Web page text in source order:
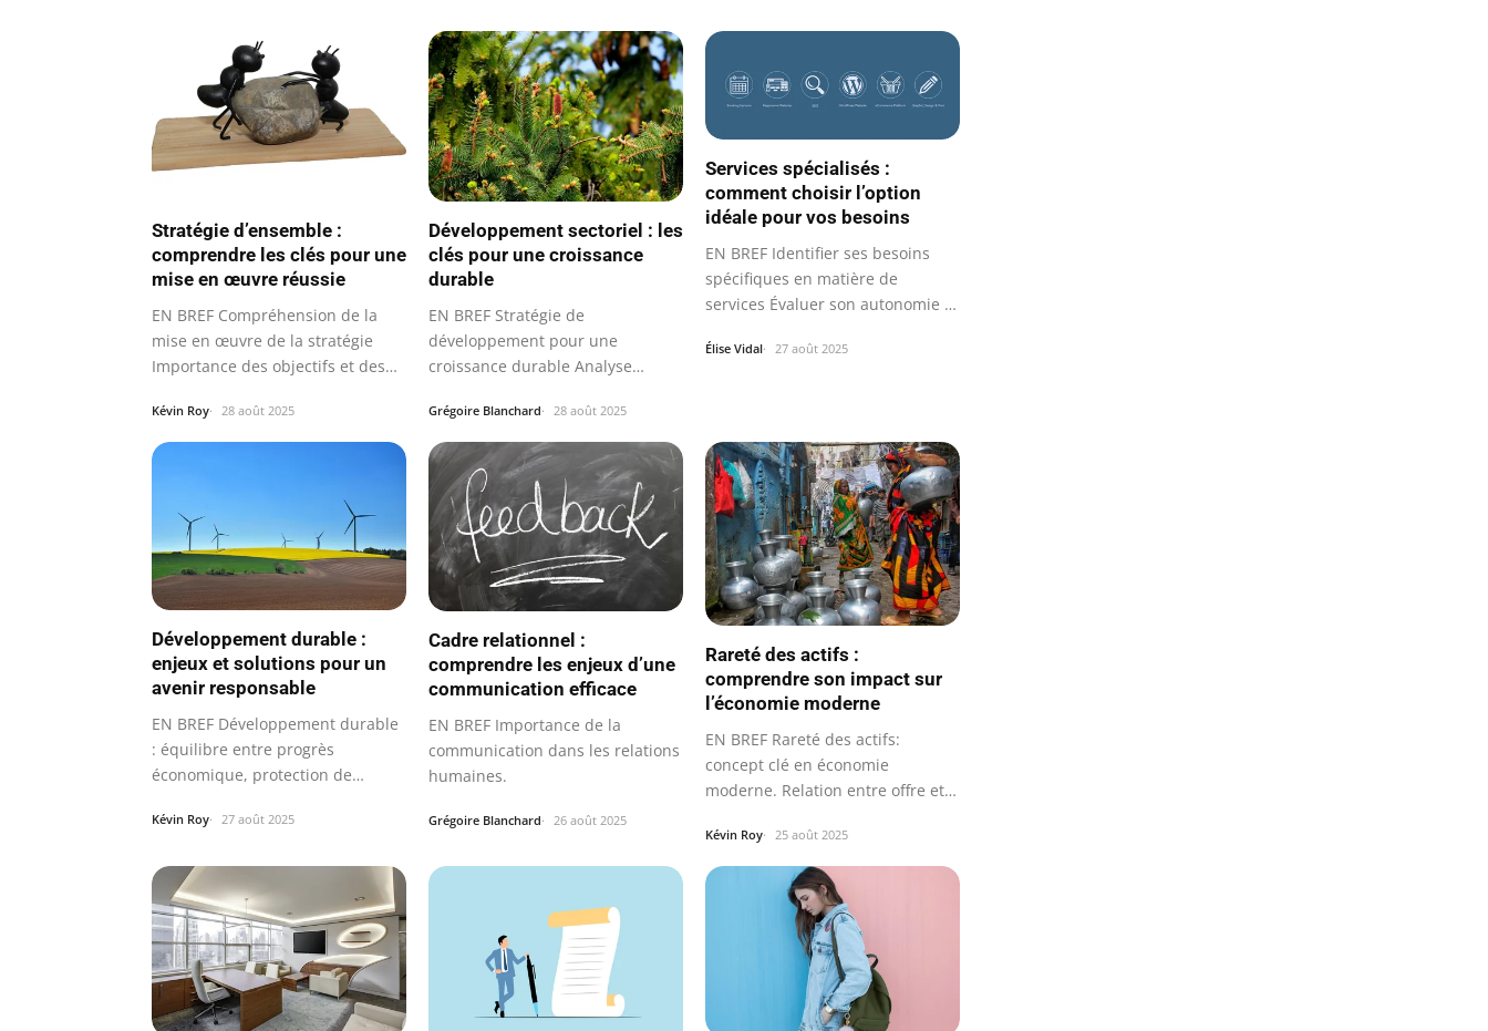
Stratégie d’ensemble :
comprendre les clés pour une
mise en œuvre réussie
EN BREF Compréhension de la
mise en œuvre de la stratégie
Importance des objectifs et des
Kévin Roy 28 août 2025
Développement sectoriel : les
clés pour une croissance
durable
EN BREF Stratégie de
développement pour une
croissance durable Analyse
Grégoire Blanchard 28 août 2025
Services spécialisés :
comment choisir l’option
idéale pour vos besoins
EN BREF Identifier ses besoins
spécifiques en matière de
services Évaluer son autonomie et
Élise Vidal 27 août 2025
Développement durable :
enjeux et solutions pour un
avenir responsable
EN BREF Développement durable
: équilibre entre progrès
économique, protection de
Kévin Roy 27 août 2025
Cadre relationnel :
comprendre les enjeux d’une
communication efficace
EN BREF Importance de la
communication dans les relations
humaines.
Grégoire Blanchard 26 août 2025
Rareté des actifs :
comprendre son impact sur
l’économie moderne
EN BREF Rareté des actifs:
concept clé en économie
moderne. Relation entre offre et
Kévin Roy 25 août 2025